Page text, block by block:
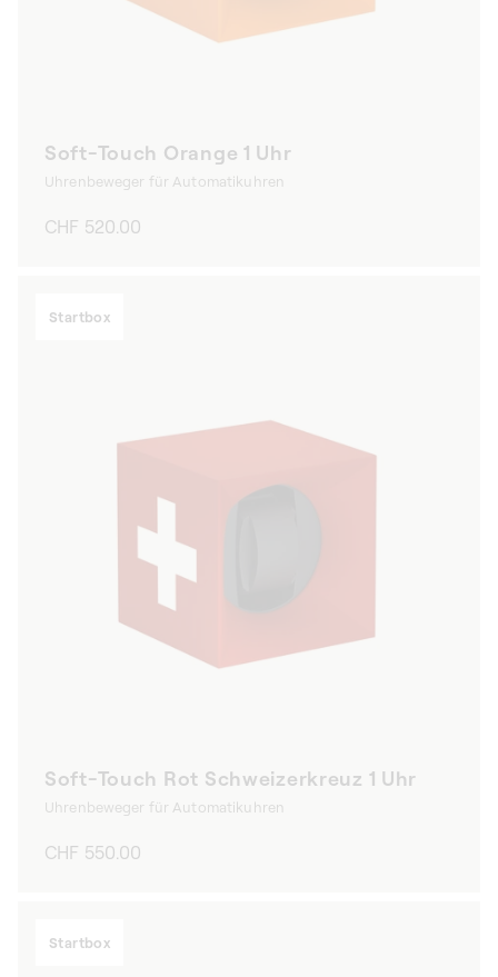
Soft-Touch Orange 1 Uhr
Uhrenbeweger für Automatikuhren
Normaler
CHF 520.00
Startbox
Soft-Touch Rot Schweizerkreuz 1 Uhr
Uhrenbeweger für Automatikuhren
Normaler
CHF 550.00
Startbox